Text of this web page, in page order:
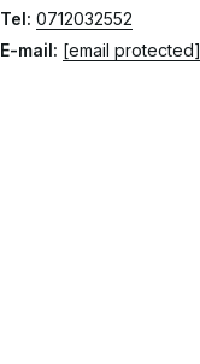
Tel: 0712032552
E-mail: [email protected]